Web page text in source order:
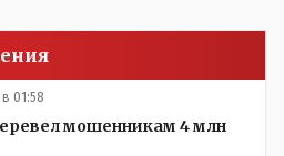
01:58
мошенникам 4 млн